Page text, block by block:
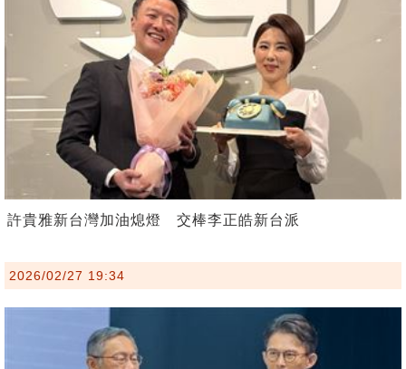
許貴雅新台灣加油熄燈 交棒李正皓新台派
2026/02/27 19:34